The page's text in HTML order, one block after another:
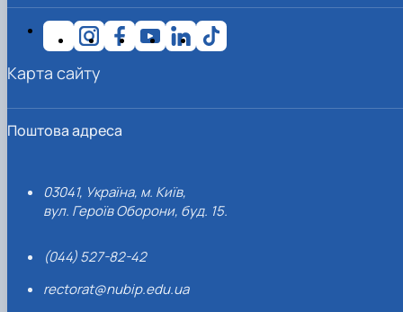
Поштова адреса
03041, Україна, м. Київ,
вул. Героїв Оборони, буд. 15.
(044) 527-82-42
rectorat@nubip.edu.ua
Карта сайту